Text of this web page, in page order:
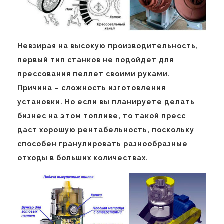
Невзирая на высокую производительность,
первый тип станков не подойдет для
прессования пеллет своими руками.
Причина – сложность изготовления
установки. Но если вы планируете делать
бизнес на этом топливе, то такой пресс
даст хорошую рентабельность, поскольку
способен гранулировать разнообразные
отходы в больших количествах.